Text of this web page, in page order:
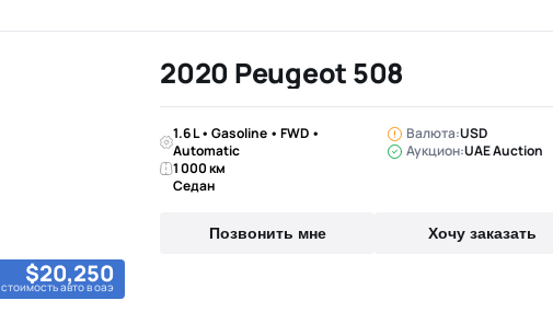
$20,250
стоимость авто в оаэ
2020 Peugeot 508
1.6 L • Gasoline • FWD •
Automatic
1 000 км
Седан
Валюта:USD
Аукцион:UAE Auction
Позвонить мне Хочу заказать